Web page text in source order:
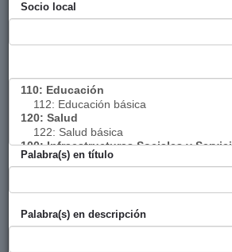
Socio local
Palabra(s) en título
Palabra(s) en descripción
espacios
instrumento de
integración
social y mejora
de la calidad de
vida
(eLankidetza
Solidaridad)
organizacional
Bizkaia